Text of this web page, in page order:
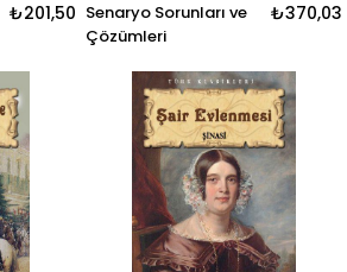
₺201,50 Senaryo Sorunları ve
Çözümleri
₺370,03